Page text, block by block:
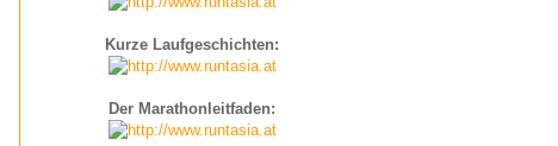
Kurze Laufgeschichten:
Der Marathonleitfaden: